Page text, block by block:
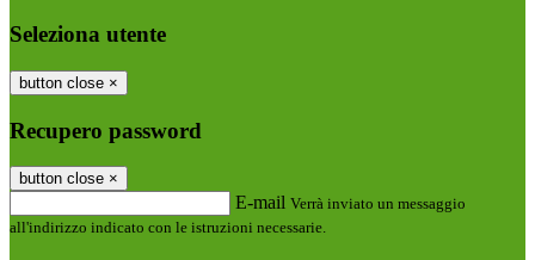
Seleziona utente
button close ×
Recupero password
button close ×
E-mail Verrà inviato un messaggio
all'indirizzo indicato con le istruzioni necessarie.